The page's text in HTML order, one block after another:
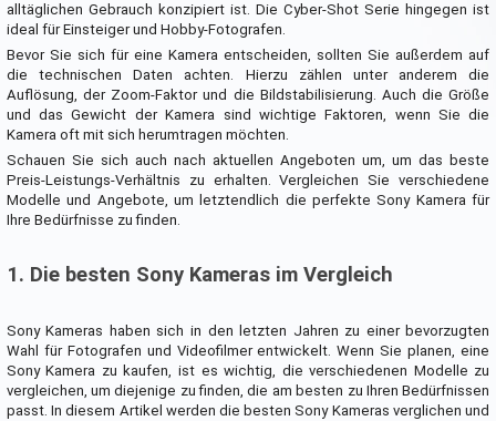
alltäglichen Gebrauch konzipiert ist. Die Cyber-Shot Serie hingegen ist
ideal für Einsteiger und Hobby-Fotografen.
Bevor Sie sich für eine Kamera entscheiden, sollten Sie außerdem auf
die technischen Daten achten. Hierzu zählen unter anderem die
Auflösung, der Zoom-Faktor und die Bildstabilisierung. Auch die Größe
und das Gewicht der Kamera sind wichtige Faktoren, wenn Sie die
Kamera oft mit sich herumtragen möchten.
Schauen Sie sich auch nach aktuellen Angeboten um, um das beste
Preis-Leistungs-Verhältnis zu erhalten. Vergleichen Sie verschiedene
Modelle und Angebote, um letztendlich die perfekte Sony Kamera für
Ihre Bedürfnisse zu finden.
1. Die besten Sony Kameras im Vergleich
Sony Kameras haben sich in den letzten Jahren zu einer bevorzugten
Wahl für Fotografen und Videofilmer entwickelt. Wenn Sie planen, eine
Sony Kamera zu kaufen, ist es wichtig, die verschiedenen Modelle zu
vergleichen, um diejenige zu finden, die am besten zu Ihren Bedürfnissen
passt. In diesem Artikel werden die besten Sony Kameras verglichen und